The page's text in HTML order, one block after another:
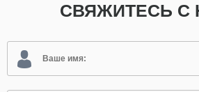
СВЯЖИТЕСЬ С